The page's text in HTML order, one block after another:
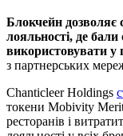
Блокчейн дозволяє
лояльності, де
використовувати у
з партнерських
Chanticleer Holdings
токени Mobivity
ресторанів і